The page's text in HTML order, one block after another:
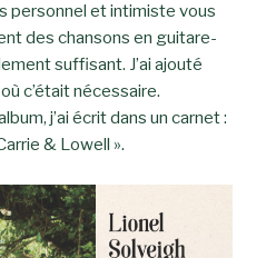
personnel et intimiste vous
des chansons en guitare-
suffisant. J’ai ajouté
c’était nécessaire.
j’ai écrit dans un carnet :
& Lowell ».